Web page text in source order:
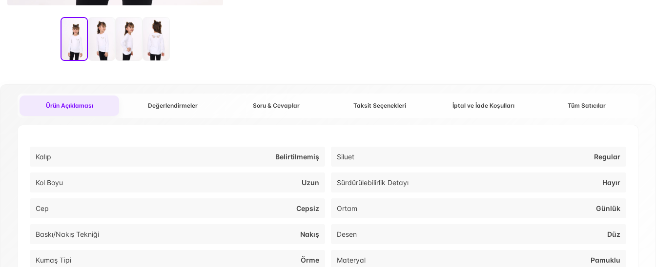
Ürün Açıklaması Değerlendirmeler Soru & Cevaplar Taksit Seçenekleri İptal ve İade Koşulları Tüm Satıcılar
Kalıp Belirtilmemiş Siluet Regular
Kol Boyu Uzun Sürdürülebilirlik Detayı Hayır
Cep Cepsiz Ortam Günlük
Baskı/Nakış Tekniği Nakış Desen Düz
Kumaş Tipi Örme Materyal Pamuklu